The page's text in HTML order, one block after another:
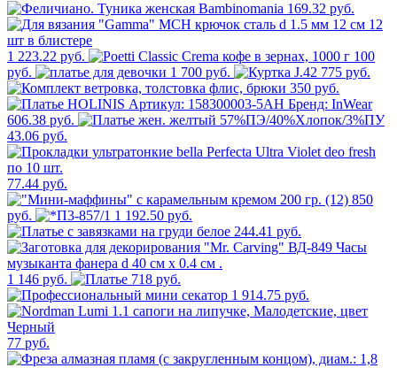
169.32 руб.
1 223.22 руб.
100
руб.
1 700 руб.
775 руб.
350 руб.
606.38 руб.
43.06 руб.
77.44 руб.
850
руб.
1 192.50 руб.
244.41 руб.
1 146 руб.
718 руб.
1 914.75 руб.
77 руб.